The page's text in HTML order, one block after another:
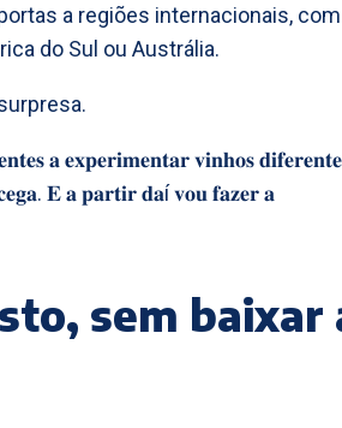
a regiões internacionais,
do Sul ou Austrália.
𝐚 𝐞𝐱𝐩𝐞𝐫𝐢𝐦𝐞𝐧𝐭𝐚𝐫 𝐯𝐢𝐧𝐡𝐨𝐬
𝐄 𝐚 𝐩𝐚𝐫𝐭𝐢𝐫 𝐝𝐚í 𝐯𝐨𝐮 𝐟𝐚𝐳𝐞𝐫 𝐚
sem baixar